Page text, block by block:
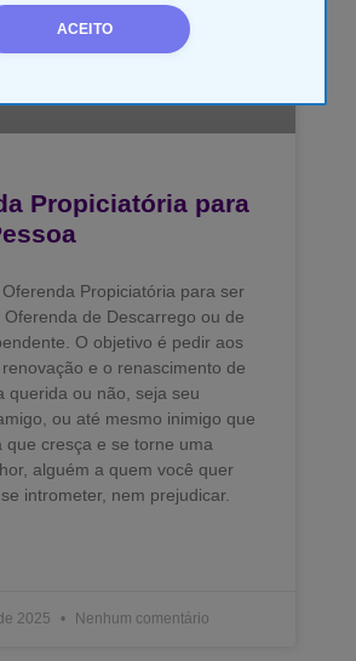
ACEITO
Propiciatória para
Propiciatória para ser
de Descarrego ou de
O objetivo é pedir aos
e o renascimento de
querida ou não, seja seu
ou até mesmo inimigo que
que cresça e se torne uma
alguém a quem você quer
intrometer, nem prejudicar.
2025 Nenhum comentário